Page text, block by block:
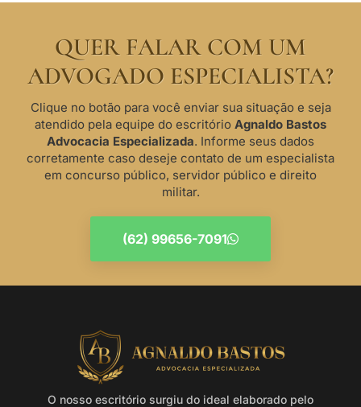
QUER FALAR COM UM
ADVOGADO ESPECIALISTA?
Clique no botão para você enviar sua situação e seja
atendido pela equipe do escritório Agnaldo Bastos
Advocacia Especializada. Informe seus dados
corretamente caso deseje contato de um especialista
em concurso público, servidor público e direito
militar.
(62) 99656-7091
O nosso escritório surgiu do ideal elaborado pelo